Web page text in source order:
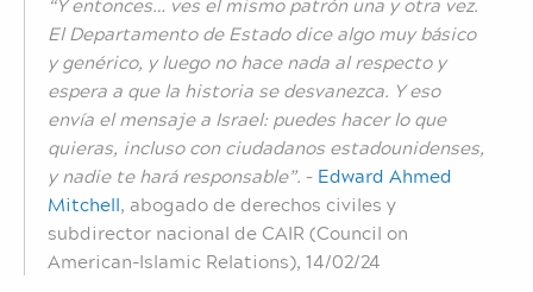
El Departamento de Estado dice algo muy básico
y genérico, y luego no hace nada al respecto y
espera a que la historia se desvanezca. Y eso
envía el mensaje a Israel: puedes hacer lo que
quieras, incluso con ciudadanos estadounidenses,
y nadie te hará responsable”. – Edward Ahmed
Mitchell, abogado de derechos civiles y
subdirector nacional de CAIR (Council on
American-Islamic Relations), 14/02/24